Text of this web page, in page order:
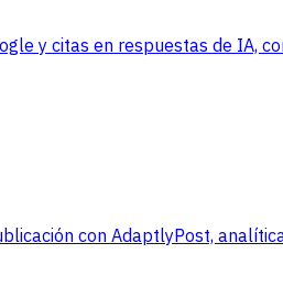
y citas en respuestas de IA,
con AdaptlyPost,